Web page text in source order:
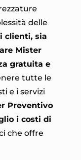
delle
clienti, sia
Mister
gratuita e
tutte le
e i servizi
Preventivo
i costi di
che offre